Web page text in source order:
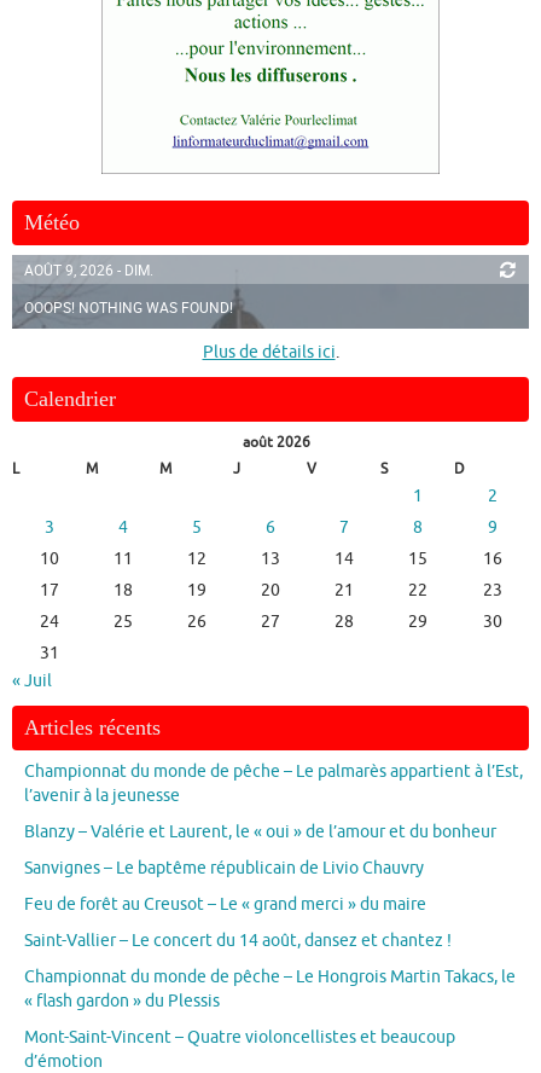
Météo
AOÛT 9, 2026 - DIM.
OOOPS! NOTHING WAS FOUND!
Plus de détails ici.
Calendrier
août 2026
L
M M J V S D
1
2
3
4 5 6 7 8
9
10
11 12 13 14 15
16
17
18 19 20 21 22
23
24
25 26 27 28 29
30
31
« Juil
Articles récents
Championnat du monde de pêche – Le palmarès appartient à l’Est,
l’avenir à la jeunesse
Blanzy – Valérie et Laurent, le « oui » de l’amour et du bonheur
Sanvignes – Le baptême républicain de Livio Chauvry
Feu de forêt au Creusot – Le « grand merci » du maire
Saint-Vallier – Le concert du 14 août, dansez et chantez !
Championnat du monde de pêche – Le Hongrois Martin Takacs, le
« flash gardon » du Plessis
Mont-Saint-Vincent – Quatre violoncellistes et beaucoup
d’émotion